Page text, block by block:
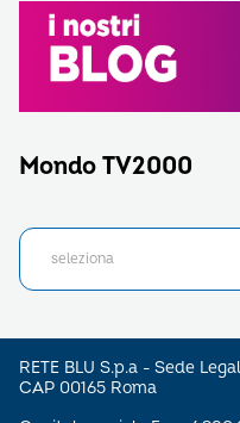
Mondo TV2000
RETE BLU S.p.a - Sede
CAP 00165 Roma